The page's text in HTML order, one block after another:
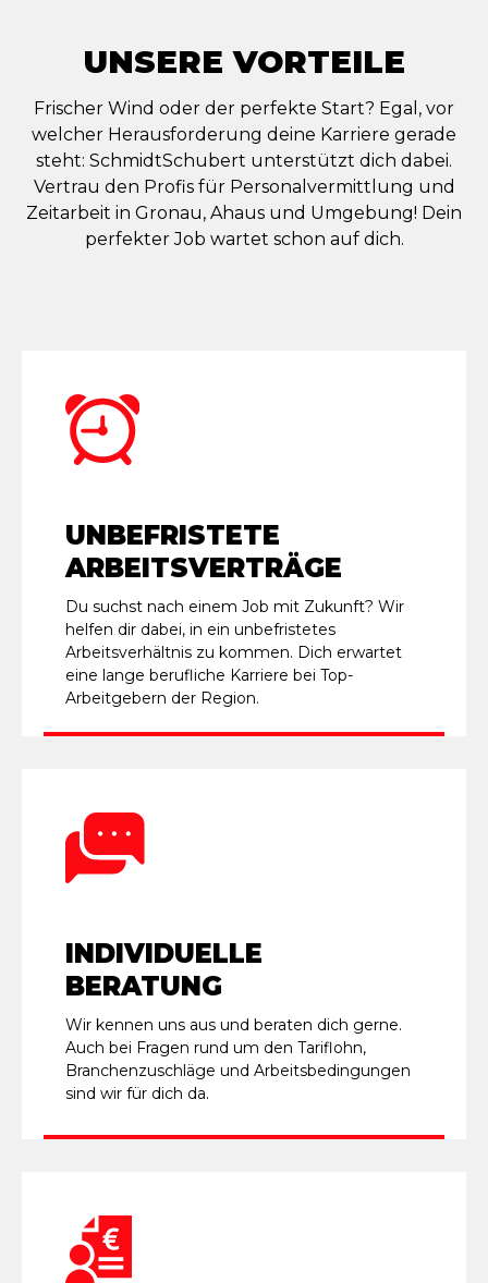
UNSERE VORTEILE
Frischer Wind oder der perfekte Start? Egal, vor
welcher Herausforderung deine Karriere gerade
steht: SchmidtSchubert unterstützt dich dabei.
Vertrau den Profis für Personalvermittlung und
Zeitarbeit in Gronau, Ahaus und Umgebung! Dein
perfekter Job wartet schon auf dich.
UNBEFRISTETE
ARBEITSVERTRÄGE
Du suchst nach einem Job mit Zukunft? Wir
helfen dir dabei, in ein unbefristetes
Arbeitsverhältnis zu kommen. Dich erwartet
eine lange berufliche Karriere bei Top-
Arbeitgebern der Region.
INDIVIDUELLE
BERATUNG
Wir kennen uns aus und beraten dich gerne.
Auch bei Fragen rund um den Tariflohn,
Branchenzuschläge und Arbeitsbedingungen
sind wir für dich da.